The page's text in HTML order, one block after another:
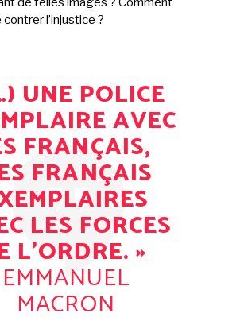
l’injustice ?
UNE POLICE
AVEC
FRANÇAIS,
FRANÇAIS
LES FORCES
L’ORDRE. »
EMMANUEL
MACRON